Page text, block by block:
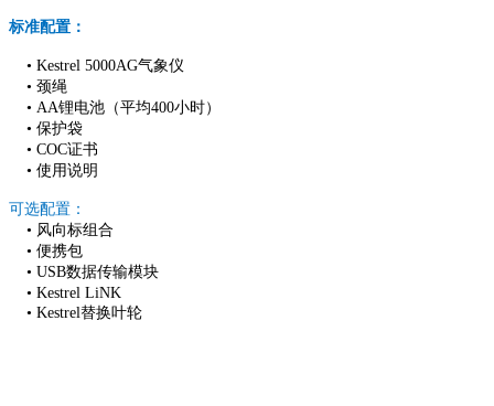
标准配置：
• Kestrel 5000AG气象仪
• 颈绳
• AA锂电池（平均400小时）
• 保护袋
• COC证书
• 使用说明
可选配置：
• 风向标组合
• 便携包
• USB数据传输模块
• Kestrel LiNK
• Kestrel替换叶轮